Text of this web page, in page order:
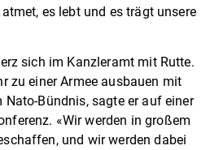
es lebt und es trägt unsere
sich im Kanzleramt mit Rutte.
zu einer Armee ausbauen mit
Nato-Bündnis, sagte er auf einer
«Wir werden in großem
und wir werden dabei